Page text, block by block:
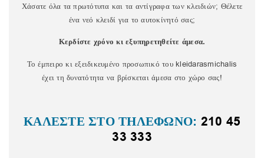
Χάσατε όλα τα πρωτότυπα και τα αντίγραφα των κλειδιών; Θέλετε
ένα νεό κλειδί για το αυτοκίνητό σας;
Κερδίστε χρόνο κι εξυπηρετηθείτε άμεσα.
Το έμπειρο κι εξειδικευμένο προσωπικό του kleidarasmichalis
έχει τη δυνατότητα να βρίσκεται άμεσα στο χώρο σας!
ΚΑΛΕΣΤΕ ΣΤΟ ΤΗΛΕΦΩΝΟ: 210 45
33 333